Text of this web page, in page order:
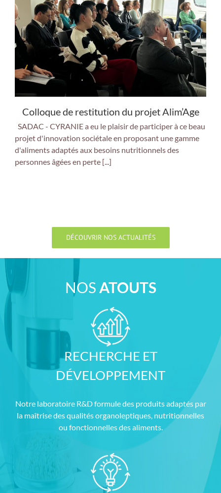
Colloque de restitution du projet Alim’Age
SADAC - CYRANIE a eu le plaisir de participer à ce beau
projet d'innovation sociétale en proposant une gamme
d'aliments adaptés aux besoins nutritionnels des
personnes âgées en perte [...]
DÉCOUVRIR NOS ACTUALITÉS
NOS ATOUTS
RECHERCHE ET
DÉVELOPPEMENT
Notre laboratoire R&D formule des produits adaptés par
la maîtrise des qualités organoleptiques, nutritionnelles
ou fonctionnelles des aliments.